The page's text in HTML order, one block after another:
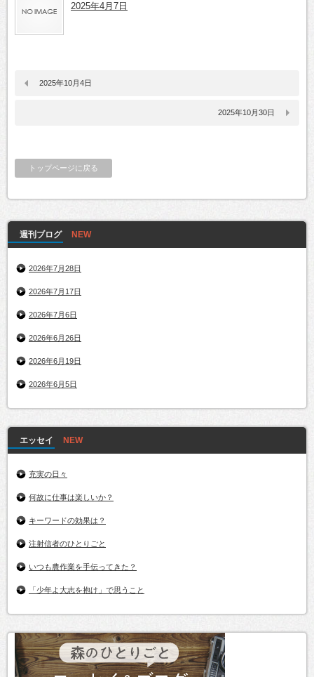
2025年4月7日
2025年10月4日
2025年10月30日
トップページに戻る
週刊ブログ
2026年7月28日
2026年7月17日
2026年7月6日
2026年6月26日
2026年6月19日
2026年6月5日
エッセイ
充実の日々
何故に仕事は楽しいか？
キーワードの効果は？
注射信者のひとりごと
いつも農作業を手伝ってきた？
「少年よ大志を抱け」で思うこと